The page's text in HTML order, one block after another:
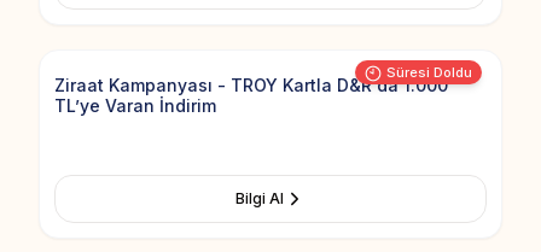
Süresi Doldu
Add to
Ziraat Kampanyası - TROY Kartla D&R'da 1.000
TL’ye Varan İndirim
Bilgi Al
Add to